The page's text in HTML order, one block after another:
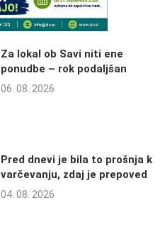
Za lokal ob Savi niti ene
ponudbe – rok podaljšan
06. 08. 2026
Pred dnevi je bila to prošnja k
varčevanju, zdaj je prepoved
04. 08. 2026